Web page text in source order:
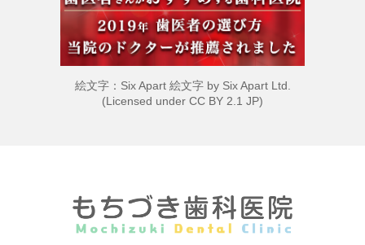
絵文字：Six Apart 絵文字 by Six Apart Ltd.
(Licensed under CC BY 2.1 JP)